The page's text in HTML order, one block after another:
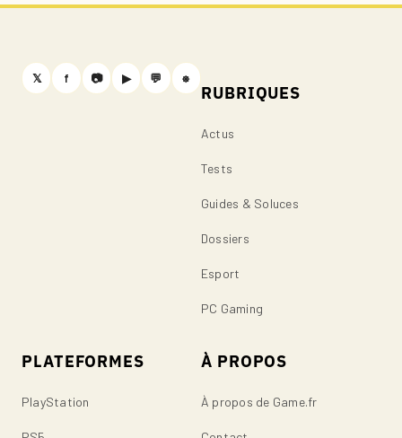
𝕏 f 📷 ▶ 💬 ⎈
RUBRIQUES
Actus
Tests
Guides & Soluces
Dossiers
Esport
PC Gaming
PLATEFORMES
PlayStation
À PROPOS
À propos de Game.fr